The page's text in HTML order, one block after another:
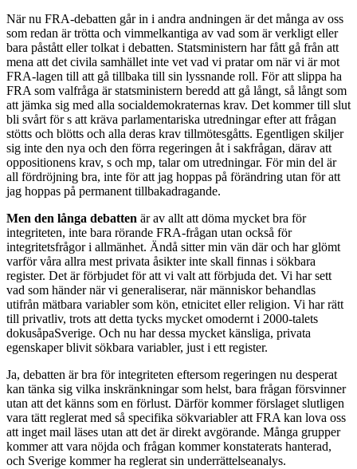
När nu FRA-debatten går in i andra andningen är det många av oss
som redan är trötta och vimmelkantiga av vad som är verkligt eller
bara påstått eller tolkat i debatten. Statsministern har fått gå från att
mena att det civila samhället inte vet vad vi pratar om när vi är mot
FRA-lagen till att gå tillbaka till sin lyssnande roll. För att slippa ha
FRA som valfråga är statsministern beredd att gå långt, så långt som
att jämka sig med alla socialdemokraternas krav. Det kommer till slut
bli svårt för s att kräva parlamentariska utredningar efter att frågan
stötts och blötts och alla deras krav tillmötesgåtts. Egentligen skiljer
sig inte den nya och den förra regeringen åt i sakfrågan, därav att
oppositionens krav, s och mp, talar om utredningar. För min del är
all fördröjning bra, inte för att jag hoppas på förändring utan för att
jag hoppas på permanent tillbakadragande.
Men den långa debatten är av allt att döma mycket bra för
integriteten, inte bara rörande FRA-frågan utan också för
integritetsfrågor i allmänhet. Ändå sitter min vän där och har glömt
varför våra allra mest privata åsikter inte skall finnas i sökbara
register. Det är förbjudet för att vi valt att förbjuda det. Vi har sett
vad som händer när vi generaliserar, när människor behandlas
utifrån mätbara variabler som kön, etnicitet eller religion. Vi har rätt
till privatliv, trots att detta tycks mycket omodernt i 2000-talets
dokusåpaSverige. Och nu har dessa mycket känsliga, privata
egenskaper blivit sökbara variabler, just i ett register.
Ja, debatten är bra för integriteten eftersom regeringen nu desperat
kan tänka sig vilka inskränkningar som helst, bara frågan försvinner
utan att det känns som en förlust. Därför kommer förslaget slutligen
vara tätt reglerat med så specifika sökvariabler att FRA kan lova oss
att inget mail läses utan att det är direkt avgörande. Många grupper
kommer att vara nöjda och frågan kommer konstaterats hanterad,
och Sverige kommer ha reglerat sin underrättelseanalys.